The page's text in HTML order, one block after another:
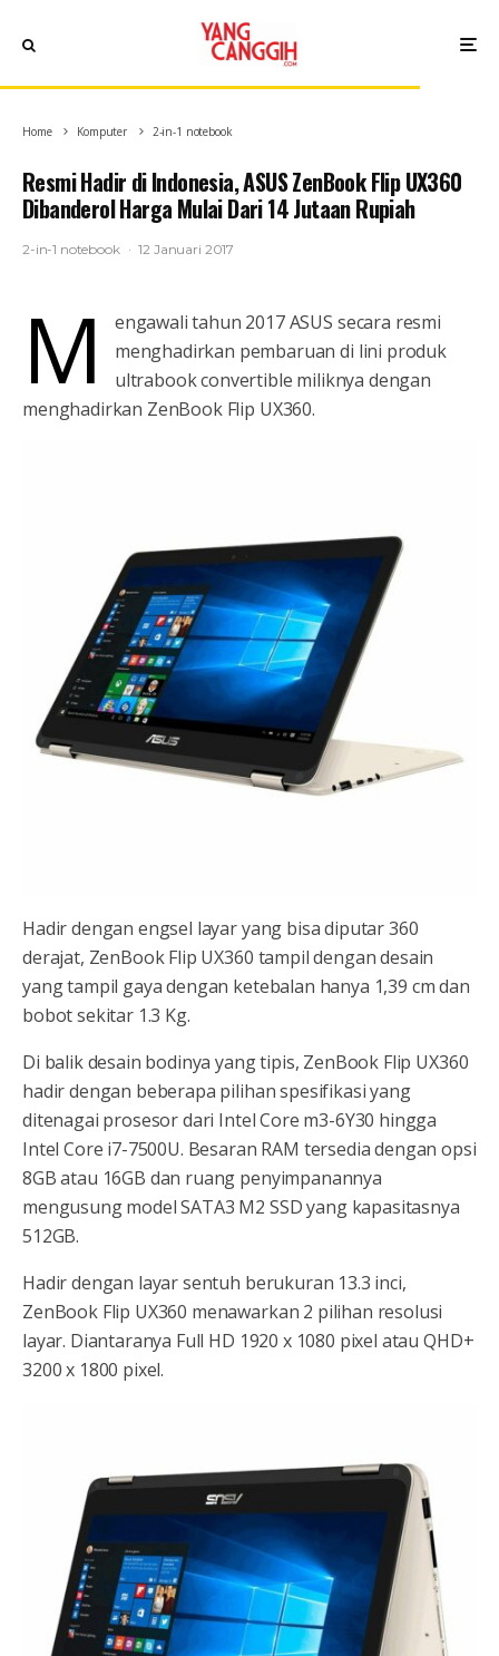
Home Komputer 2-in-1 notebook
Resmi Hadir di Indonesia, ASUS ZenBook Flip UX360
Dibanderol Harga Mulai Dari 14 Jutaan Rupiah
2-in-1 notebook · 12 Januari 2017
M
engawali tahun 2017 ASUS secara resmi
menghadirkan pembaruan di lini produk
ultrabook convertible miliknya dengan
menghadirkan ZenBook Flip UX360.
Hadir dengan engsel layar yang bisa diputar 360
derajat, ZenBook Flip UX360 tampil dengan desain
yang tampil gaya dengan ketebalan hanya 1,39 cm dan
bobot sekitar 1.3 Kg.
Di balik desain bodinya yang tipis, ZenBook Flip UX360
hadir dengan beberapa pilihan spesifikasi yang
ditenagai prosesor dari Intel Core m3-6Y30 hingga
Intel Core i7-7500U. Besaran RAM tersedia dengan opsi
8GB atau 16GB dan ruang penyimpanannya
mengusung model SATA3 M2 SSD yang kapasitasnya
512GB.
Hadir dengan layar sentuh berukuran 13.3 inci,
ZenBook Flip UX360 menawarkan 2 pilihan resolusi
layar. Diantaranya Full HD 1920 x 1080 pixel atau QHD+
3200 x 1800 pixel.